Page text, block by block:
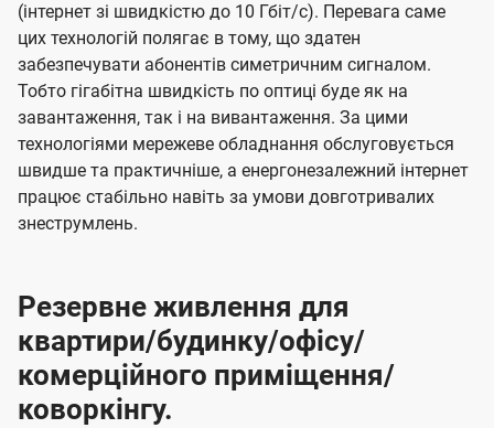
(інтернет зі швидкістю до 10 Гбіт/с). Перевага саме
цих технологій полягає в тому, що здатен
забезпечувати абонентів симетричним сигналом.
Тобто гігабітна швидкість по оптиці буде як на
завантаження, так і на вивантаження. За цими
технологіями мережеве обладнання обслуговується
швидше та практичніше, а енергонезалежний інтернет
працює стабільно навіть за умови довготривалих
знеструмлень.
Резервне живлення для
квартири/будинку/офісу/
комерційного приміщення/
коворкінгу.